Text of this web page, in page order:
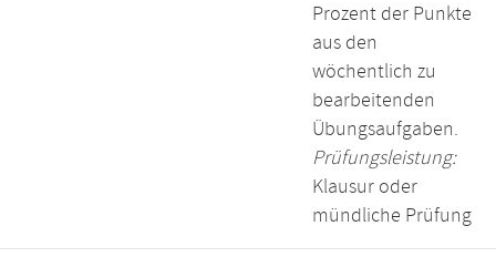
Prozent der Punkte
aus den
wöchentlich zu
bearbeitenden
Übungsaufgaben.
Prüfungsleistung:
Klausur oder
mündliche Prüfung